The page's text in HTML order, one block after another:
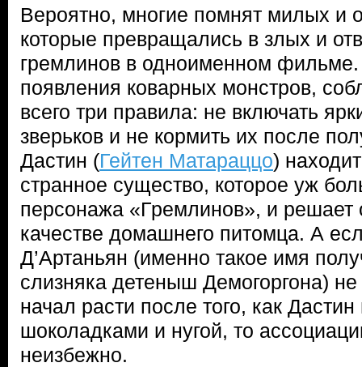
Вероятно, многие помнят милых и
которые превращались в злых и
гремлинов в одноименном фильме.
появления коварных монстров,
всего три правила: не включать
зверьков и не кормить их после
Дастин (Гейтен Матараццо)
странное существо, которое уж
персонажа «Гремлинов», и решает
качестве домашнего питомца. А
Д’Артаньян (именно такое имя
слизняка детеныш Демогоргона)
начал расти после того, как
шоколадками и нугой, то
неизбежно.